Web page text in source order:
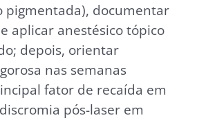
pigmentada), documentar
aplicar anestésico tópico
depois, orientar
nas semanas
fator de recaída em
pós-laser em